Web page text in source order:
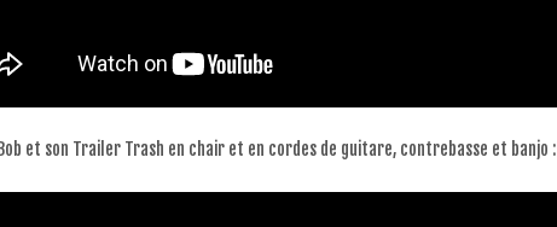
et son Trailer Trash en chair et en cordes de guitare, contrebasse et banjo :